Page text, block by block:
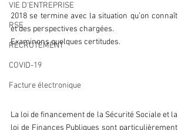
VIE D'ENTREPRISE
RSE
RECRUTEMENT
COVID-19
Facture électronique
2018 se termine avec la situation qu’on connaît
et des perspectives chargées.
Examinons quelques certitudes.
Partie 1 - La feuille de paie
La loi de financement de la Sécurité Sociale et la
loi de Finances Publiques sont particulièrement